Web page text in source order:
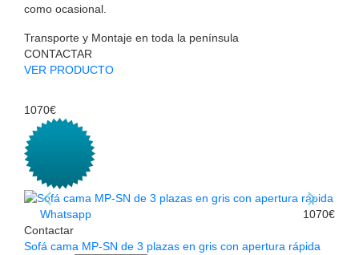
como ocasional.
Transporte y Montaje en toda la península
CONTACTAR
VER PRODUCTO
1070€
Whatsapp
Contactar
1070€
Sofá cama MP-SN de 3 plazas en gris con apertura rápida